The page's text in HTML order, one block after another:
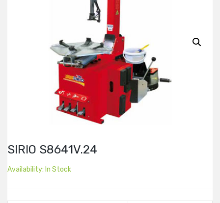
SIRIO S8641V.24
Availability: In Stock